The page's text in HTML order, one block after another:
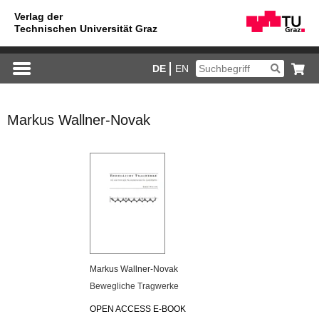
DE EN
Markus Wallner-Novak
Mar­kus Wall­ner-No­vak
Be­weg­li­che Trag­wer­ke
OPEN AC­CESS E-BOOK